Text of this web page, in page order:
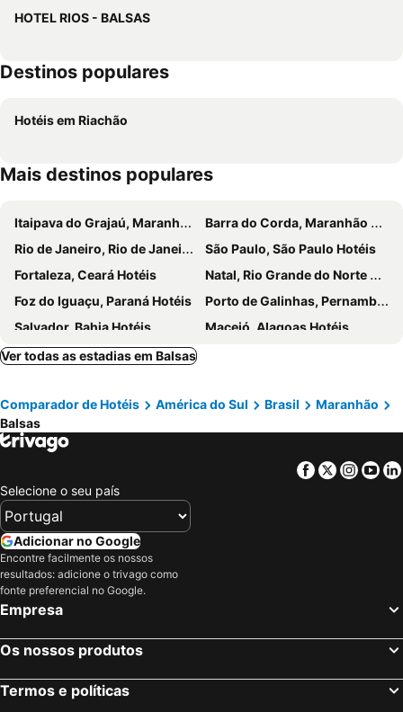
HOTEL RIOS - BALSAS
Destinos populares
Hotéis em Riachão
Mais destinos populares
Itaipava do Grajaú, Maranhão Hotéis
Barra do Corda, Maranhão Hotéis
Rio de Janeiro, Rio de Janeiro Hotéis
São Paulo, São Paulo Hotéis
Fortaleza, Ceará Hotéis
Natal, Rio Grande do Norte Hotéis
Foz do Iguaçu, Paraná Hotéis
Porto de Galinhas, Pernambuco Hotéis
Salvador, Bahia Hotéis
Maceió, Alagoas Hotéis
Porto Seguro, Bahia Hotéis
Ver todas as estadias em Balsas
Comparador de Hotéis América do Sul Brasil
Maranhão
Balsas
Facebook
Twitter
Selecione o seu país
Adicionar no Google
Encontre facilmente os nossos
resultados: adicione o trivago como
fonte preferencial no Google.
Empresa
Os nossos produtos
Termos e políticas